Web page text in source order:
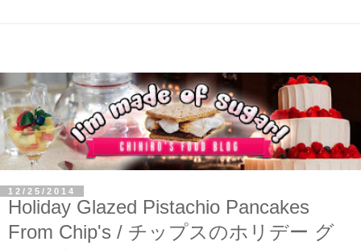
12/25/2014
Holiday Glazed Pistachio Pancakes
From Chip's / チップスのホリデー グ